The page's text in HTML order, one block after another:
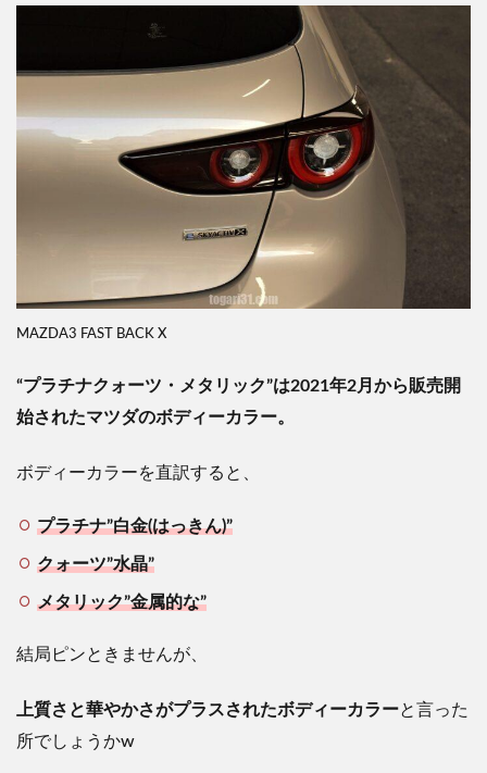
MAZDA3 FAST BACK X
“プラチナクォーツ・メタリック”は2021年2月から販売開
始されたマツダのボディーカラー。
ボディーカラーを直訳すると、
プラチナ”白金(はっきん)”
クォーツ”水晶”
メタリック”金属的な”
結局ピンときませんが、
上質さと華やかさがプラスされたボディーカラーと言った
所でしょうかw